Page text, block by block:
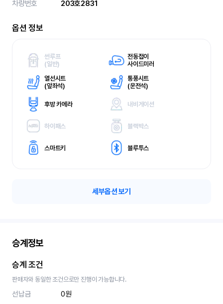
차량번호
203호2831
옵션 정보
썬루프
(일반)
전동접이
사이드미러
열선시트
(앞좌석)
통풍시트
(운전석)
후방 카메라 내비게이션
하이패스 블랙박스
스마트키 블루투스
세부옵션 보기
승계정보
승계 조건
판매자와 동일한 조건으로만 진행이 가능합니다.
선납금
0원